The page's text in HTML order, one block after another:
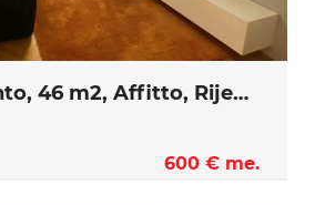
Appartamento, 46 m2, Affitto, Rijeka - Sušak
600 € me.